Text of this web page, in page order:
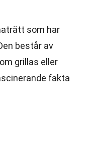
som har
består av
grillas eller
fakta